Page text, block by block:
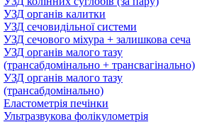
УЗД органів калитки
УЗД сечовидільної системи
УЗД сечового міхура + залишкова сеча
УЗД органів малого тазу
(трансабдомінально + трансвагінально)
УЗД органів малого тазу
(трансабдомінально)
Еластометрія печінки
Ультразвукова фолікулометрія